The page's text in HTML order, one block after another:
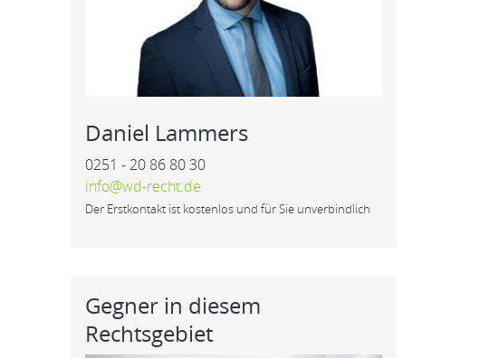
Daniel Lammers
0251 - 20 86 80 30
info@wd-recht.de
Der Erstkontakt ist kostenlos und für Sie unverbindlich
Gegner in diesem
Rechtsgebiet